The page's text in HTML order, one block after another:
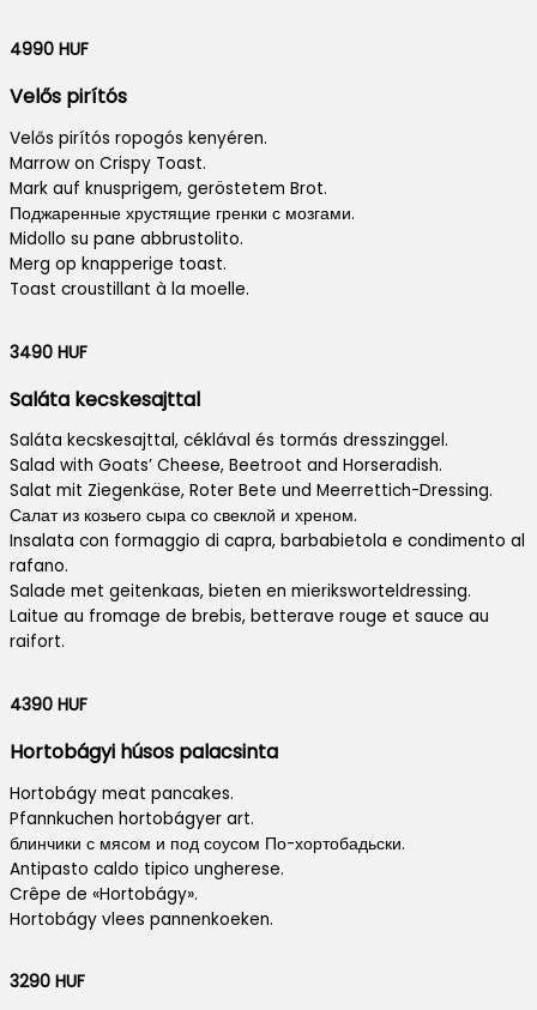
4990 HUF
Velős pirítós
Velős pirítós ropogós kenyéren.
Marrow on Crispy Toast.
Mark auf knusprigem, geröstetem Brot.
Поджаренные хрустящие гренки с мозгами.
Midollo su pane abbrustolito.
Merg op knapperige toast.
Toast croustillant à la moelle.
3490 HUF
Saláta kecskesajttal
Saláta kecskesajttal, céklával és tormás dresszinggel.
Salad with Goats’ Cheese, Beetroot and Horseradish.
Salat mit Ziegenkäse, Roter Bete und Meerrettich-Dressing.
Салат из козьего сыра со свеклой и хреном.
Insalata con formaggio di capra, barbabietola e condimento al
rafano.
Salade met geitenkaas, bieten en mieriksworteldressing.
Laitue au fromage de brebis, betterave rouge et sauce au
raifort.
4390 HUF
Hortobágyi húsos palacsinta
Hortobágy meat pancakes.
Pfannkuchen hortobágyer art.
блинчики с мясом и под соусом По-хортобадьски.
Antipasto caldo tipico ungherese.
Crêpe de «Hortobágy».
Hortobágy vlees pannenkoeken.
3290 HUF